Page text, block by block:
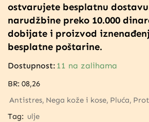
ostvarujete besplatnu
narudžbine preko 10.000
dobijate i proizvod
besplatne poštarine.
Dostupnost: 11 na zalihama
BR: 08,26
Antistres Nega kože i kose Pluća
Tag: ulje